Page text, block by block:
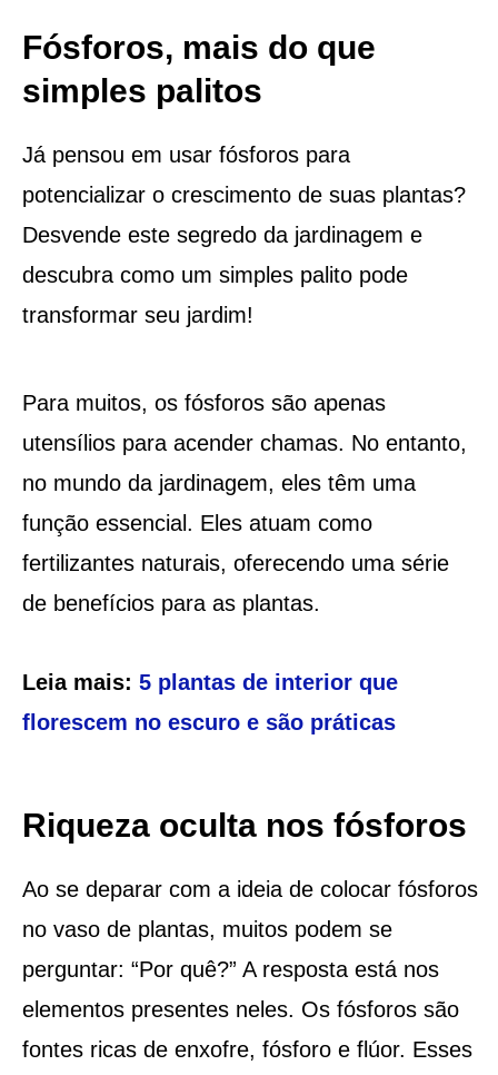
Fósforos, mais do que
simples palitos
Já pensou em usar fósforos para
potencializar o crescimento de suas plantas?
Desvende este segredo da jardinagem e
descubra como um simples palito pode
transformar seu jardim!
Para muitos, os fósforos são apenas
utensílios para acender chamas. No entanto,
no mundo da jardinagem, eles têm uma
função essencial. Eles atuam como
fertilizantes naturais, oferecendo uma série
de benefícios para as plantas.
Leia mais: 5 plantas de interior que
florescem no escuro e são práticas
Riqueza oculta nos fósforos
Ao se deparar com a ideia de colocar fósforos
no vaso de plantas, muitos podem se
perguntar: “Por quê?” A resposta está nos
elementos presentes neles. Os fósforos são
fontes ricas de enxofre, fósforo e flúor. Esses